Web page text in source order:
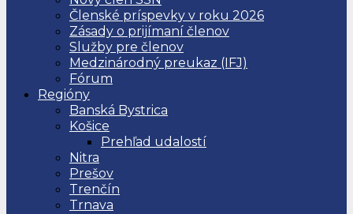
Členské príspevky v roku 2026
Zásady o prijímaní členov
Služby pre členov
Medzinárodný preukaz (IFJ)
Fórum
Regióny
Banská Bystrica
Košice
Prehľad udalostí
Nitra
Prešov
Trenčín
Trnava